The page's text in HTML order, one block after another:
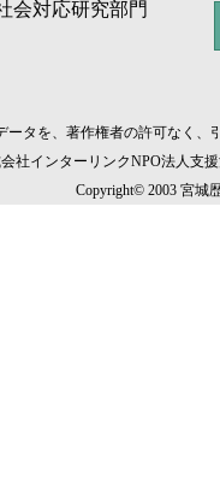
会対応研究部門
ータを、著作権者の許可なく
社インターリンクNPO法人支
Copyright© 2003 宮城